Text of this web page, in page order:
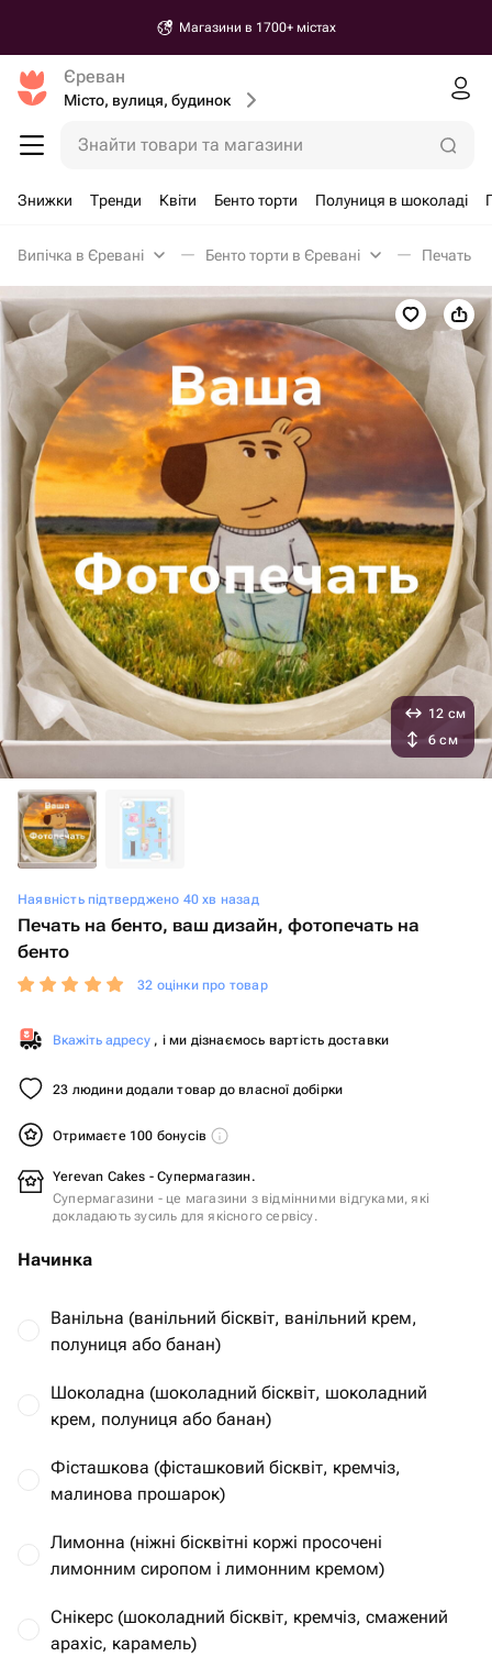
Магазини в 1700+ містах
Єреван
Місто, вулиця, будинок
Знайти товари та магазини
Знижки Тренди Квіти Бенто торти Полуниця в шоколаді
Випічка в Єревані Бенто торти в Єревані Печать
Наявність підтверджено 40 хв назад
Печать на бенто, ваш дизайн, фотопечать на
бенто
32 оцінки про товар
Вкажіть адресу , і ми дізнаємось вартість доставки
23 людини додали товар до власної добірки
Отримаєте 100 бонусів
Yerevan Cakes - Супермагазин.
Супермагазини - це магазини з відмінними відгуками, які
докладають зусиль для якісного сервісу.
Начинка
Ванільна (ванільний бісквіт, ванільний крем,
полуниця або банан)
Шоколадна (шоколадний бісквіт, шоколадний
крем, полуниця або банан)
Фісташкова (фісташковий бісквіт, кремчіз,
малинова прошарок)
Лимонна (ніжні бісквітні коржі просочені
лимонним сиропом і лимонним кремом)
Снікерс (шоколадний бісквіт, кремчіз, смажений
арахіс, карамель)
12 см
6 см